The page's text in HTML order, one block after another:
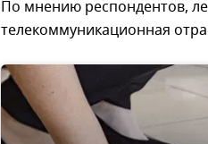
По мнению респондентов,
телекоммуникационная